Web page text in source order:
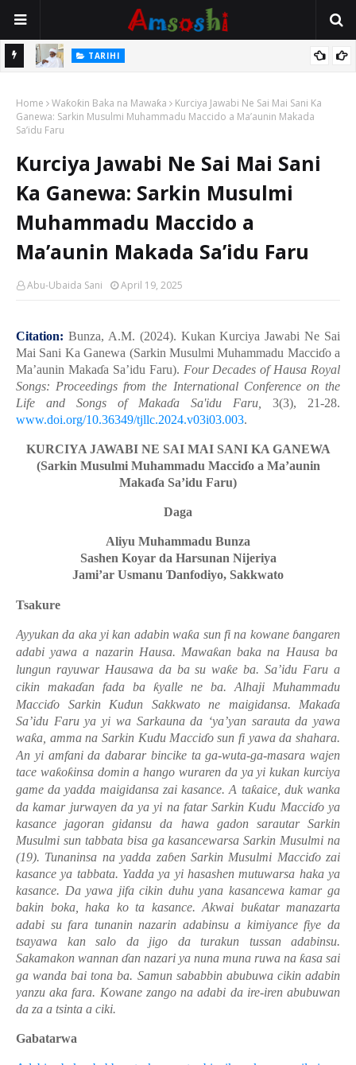
Mata TARIHI
Hassan
Home Waƙoƙin Baka na Mawaƙa
Kurciya Jawabi Ne Sai Mai Sani Ka
Ganewa: Sarkin Musulmi Muhammadu Maccido a Ma’aunin Makada
Sa’idu Faru
Kurciya Jawabi Ne Sai Mai Sani
Ka Ganewa: Sarkin Musulmi
Muhammadu Maccido a
Ma’aunin Makada Sa’idu Faru
Abu-Ubaida Sani April 19, 2025
Citation: Bunza, A.M. (2024). Kukan Kurciya Jawabi Ne Sai
Mai Sani Ka Ganewa (Sarkin Musulmi Muhammadu Macciɗo a
Ma’aunin Makaɗa Sa’idu Faru). Four Decades of Hausa Royal
Songs: Proceedings from the International Conference on the
Life and Songs of Makaɗa Sa'idu Faru,
3(3), 21-28.
www.doi.org/10.36349/tjllc.2024.v03i03.003.
KURCIYA JAWABI NE SAI MAI SANI KA GANEWA
(Sarkin Musulmi Muhammadu Macciɗo a Ma’aunin
Makaɗa Sa’idu Faru)
Daga
Aliyu Muhammadu Bunza
Sashen Koyar da Harsunan Nijeriya
Jami’ar Usmanu Ɗanfodiyo, Sakkwato
Tsakure
Ayyukan da aka yi kan adabin waƙa sun fi na kowaneɓangaren
adabi yawa a nazarin Hausa. Mawaƙan baka na Hausa ba
lungun rayuwar Hausawa da ba su waƙe ba. Sa’idu Faru a
cikin makaɗan fada ba ƙyalle ne ba. Alhaji Muhammadu
Macciɗo Sarkin Kudun Sakkwato ne maigidansa. Makaɗa
Sa’idu Faruya yi wa Sarkauna da ‘ya’yan sarauta da yawa
waƙa, amma na Sarkin Kudu Macciɗo sun fi yawa da shahara.
An yi amfani da dabarar bincike ta ga-wuta-ga-masara wajen
tace waƙoƙinsa domin a hango wuraren da ya yi kukan kurciya
game da yadda maigidansa zai kasance. A taƙaice, duk wanka
da kamar jurwayen da ya yi na fatar Sarkin Kudu Macciɗo ya
kasance jagoran gidansu da hawa gadon sarautar Sarkin
Musulmi sun tabbata bisa ga kasancewarsa Sarkin Musulmi na
(19). Tunaninsa na yadda zaɓen Sarkin Musulmi Macciɗo zai
kasance ya tabbata. Yadda ya yi hasashen mutuwarsa haka ya
kasance. Da yawa jifa cikin duhuyana kasancewa kamar ga
bakin boka, haka ko ta kasance. Akwai buƙatar manazarta
adabi su fara tunanin nazarin adabinsu a kimiyance fiye da
tsayawa kan salo da jigo da turakun tussan adabinsu.
Sakamakon wannan ɗan nazari ya nuna muna ruwa na ƙasa sai
ga wanda bai tona ba. Samun sababbin abubuwa cikin adabin
yanzu aka fara. Kowane zango na adabi da ire-iren abubuwan
da za a tsinta a ciki.
Gabatarwa